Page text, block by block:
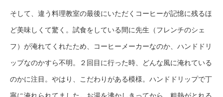
そして、違う料理教室の最後にいただくコーヒーが記憶に残るほ
ど美味しくて驚く。試食をしている間に先生（フレンチのシェ
フ）が淹れてくれたため、コーヒーメーカーなのか、ハンドドリ
ップなのかすら不明。２回目に行った時、どんな風に淹れている
のかに注目。やはり、こだわりがある模様。ハンドドリップで丁